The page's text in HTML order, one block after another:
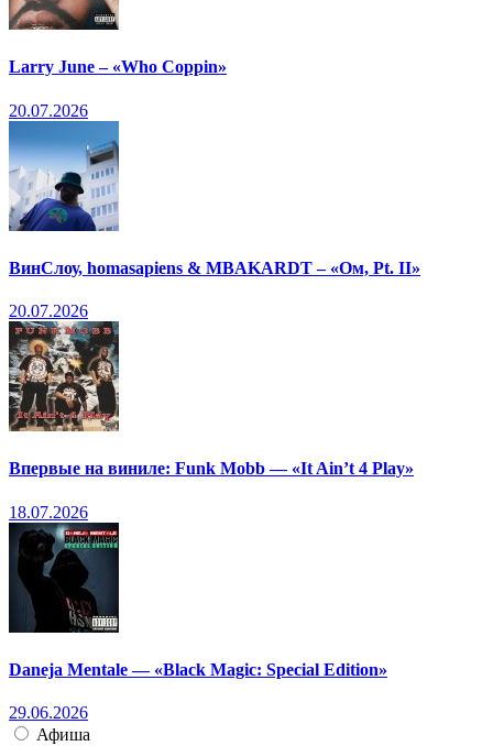
Larry June – «Who Coppin»
20.07.2026
ВинСлоу, homasapiens & MBAKARDT – «Ом, Pt. II»
20.07.2026
Впервые на виниле: Funk Mobb — «It Ain’t 4 Play»
18.07.2026
Daneja Mentale — «Black Magic: Special Edition»
29.06.2026
Афиша